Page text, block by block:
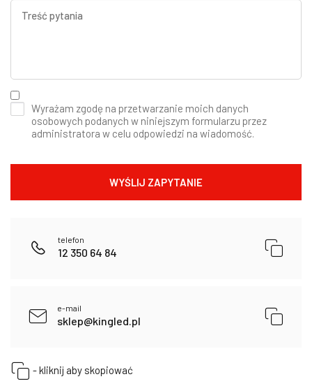
Wyrażam zgodę na przetwarzanie moich danych
osobowych podanych w niniejszym formularzu przez
administratora w celu odpowiedzi na wiadomość.
telefon
12 350 64 84
e-mail
sklep@kingled.pl
- kliknij aby skopiować